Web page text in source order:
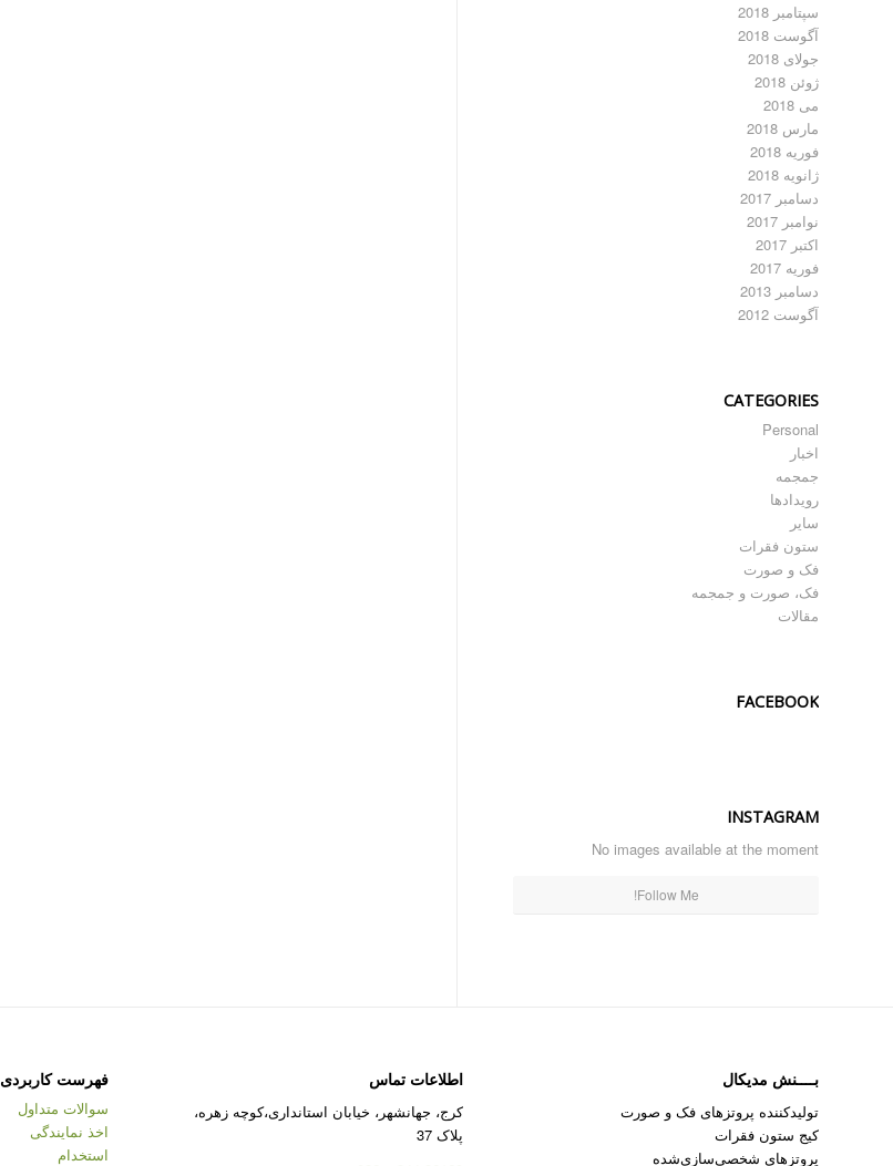
سپتامبر 2018
آگوست 2018
جولای 2018
ژوئن 2018
می 2018
مارس 2018
فوریه 2018
ژانویه 2018
دسامبر 2017
نوامبر 2017
اکتبر 2017
فوریه 2017
دسامبر 2013
آگوست 2012
CATEGORIES
Personal
اخبار
جمجمه
رویدادها
سایر
ستون فقرات
فک و صورت
فک، صورت و جمجمه
مقالات
FACEBOOK
INSTAGRAM
No images available at the moment
Follow Me!
بــــنش مدیکال
تولیدکننده پروتزهای فک و صورت
کیج ستون فقرات
پروتزهای شخصی‌سازی‌شده
اطلاعات تماس
کرج، جهانشهر، خیابان استانداری،کوچه زهره،
پلاک 37
فهرست کاربردی
سوالات متداول
اخذ نمایندگی
استخدام